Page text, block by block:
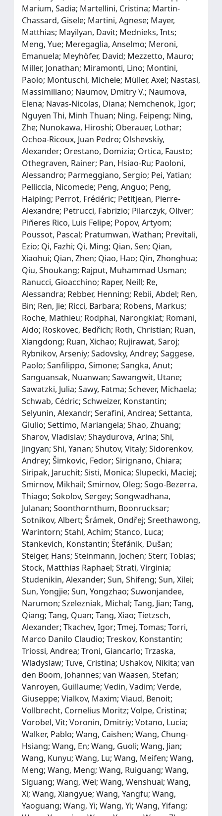
Marium, Sadia; Martellini, Cristina; Martin-
Chassard, Gisele; Martini, Agnese; Mayer,
Matthias; Mayilyan, Davit; Mednieks, Ints;
Meng, Yue; Meregaglia, Anselmo; Meroni,
Emanuela; Meyhöfer, David; Mezzetto, Mauro;
Miller, Jonathan; Miramonti, Lino; Montini,
Paolo; Montuschi, Michele; Müller, Axel; Nastasi,
Massimiliano; Naumov, Dmitry V.; Naumova,
Elena; Navas-Nicolas, Diana; Nemchenok, Igor;
Nguyen Thi, Minh Thuan; Ning, Feipeng; Ning,
Zhe; Nunokawa, Hiroshi; Oberauer, Lothar;
Ochoa-Ricoux, Juan Pedro; Olshevskiy,
Alexander; Orestano, Domizia; Ortica, Fausto;
Othegraven, Rainer; Pan, Hsiao-Ru; Paoloni,
Alessandro; Parmeggiano, Sergio; Pei, Yatian;
Pelliccia, Nicomede; Peng, Anguo; Peng,
Haiping; Perrot, Frédéric; Petitjean, Pierre-
Alexandre; Petrucci, Fabrizio; Pilarczyk, Oliver;
Piñeres Rico, Luis Felipe; Popov, Artyom;
Poussot, Pascal; Pratumwan, Wathan; Previtali,
Ezio; Qi, Fazhi; Qi, Ming; Qian, Sen; Qian,
Xiaohui; Qian, Zhen; Qiao, Hao; Qin, Zhonghua;
Qiu, Shoukang; Rajput, Muhammad Usman;
Ranucci, Gioacchino; Raper, Neill; Re,
Alessandra; Rebber, Henning; Rebii, Abdel; Ren,
Bin; Ren, Jie; Ricci, Barbara; Robens, Markus;
Roche, Mathieu; Rodphai, Narongkiat; Romani,
Aldo; Roskovec, Bedřich; Roth, Christian; Ruan,
Xiangdong; Ruan, Xichao; Rujirawat, Saroj;
Rybnikov, Arseniy; Sadovsky, Andrey; Saggese,
Paolo; Sanfilippo, Simone; Sangka, Anut;
Sanguansak, Nuanwan; Sawangwit, Utane;
Sawatzki, Julia; Sawy, Fatma; Schever, Michaela;
Schwab, Cédric; Schweizer, Konstantin;
Selyunin, Alexandr; Serafini, Andrea; Settanta,
Giulio; Settimo, Mariangela; Shao, Zhuang;
Sharov, Vladislav; Shaydurova, Arina; Shi,
Jingyan; Shi, Yanan; Shutov, Vitaly; Sidorenkov,
Andrey; Šimkovic, Fedor; Sirignano, Chiara;
Siripak, Jaruchit; Sisti, Monica; Slupecki, Maciej;
Smirnov, Mikhail; Smirnov, Oleg; Sogo-Bezerra,
Thiago; Sokolov, Sergey; Songwadhana,
Julanan; Soonthornthum, Boonrucksar;
Sotnikov, Albert; Šrámek, Ondřej; Sreethawong,
Warintorn; Stahl, Achim; Stanco, Luca;
Stankevich, Konstantin; Štefánik, Dušan;
Steiger, Hans; Steinmann, Jochen; Sterr, Tobias;
Stock, Matthias Raphael; Strati, Virginia;
Studenikin, Alexander; Sun, Shifeng; Sun, Xilei;
Sun, Yongjie; Sun, Yongzhao; Suwonjandee,
Narumon; Szelezniak, Michal; Tang, Jian; Tang,
Qiang; Tang, Quan; Tang, Xiao; Tietzsch,
Alexander; Tkachev, Igor; Tmej, Tomas; Torri,
Marco Danilo Claudio; Treskov, Konstantin;
Triossi, Andrea; Troni, Giancarlo; Trzaska,
Wladyslaw; Tuve, Cristina; Ushakov, Nikita; van
den Boom, Johannes; van Waasen, Stefan;
Vanroyen, Guillaume; Vedin, Vadim; Verde,
Giuseppe; Vialkov, Maxim; Viaud, Benoit;
Vollbrecht, Cornelius Moritz; Volpe, Cristina;
Vorobel, Vit; Voronin, Dmitriy; Votano, Lucia;
Walker, Pablo; Wang, Caishen; Wang, Chung-
Hsiang; Wang, En; Wang, Guoli; Wang, Jian;
Wang, Kunyu; Wang, Lu; Wang, Meifen; Wang,
Meng; Wang, Meng; Wang, Ruiguang; Wang,
Siguang; Wang, Wei; Wang, Wenshuai; Wang,
Xi; Wang, Xiangyue; Wang, Yangfu; Wang,
Yaoguang; Wang, Yi; Wang, Yi; Wang, Yifang;